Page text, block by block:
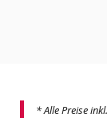
* Alle Preise